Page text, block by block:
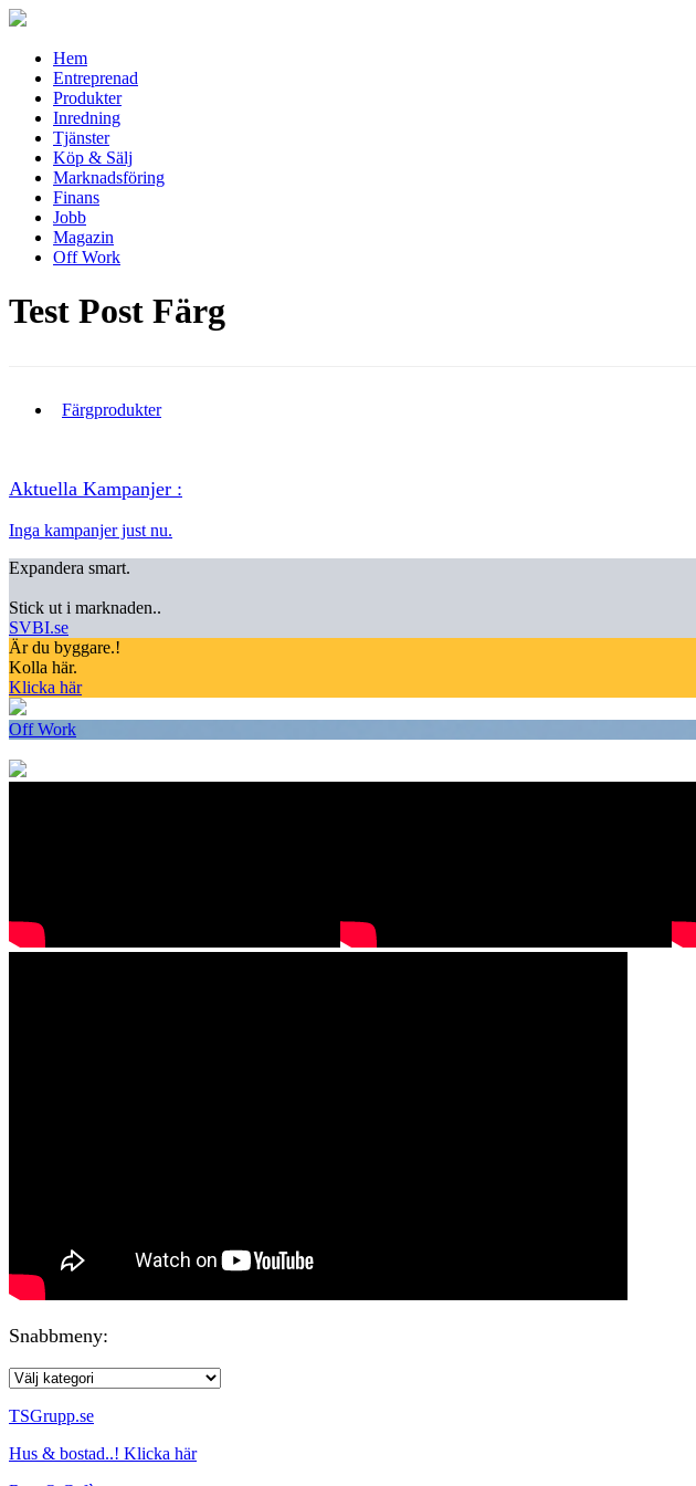
Hem
Entreprenad
Produkter
Inredning
Tjänster
Köp & Sälj
Marknadsföring
Finans
Jobb
Magazin
Off Work
Test Post Färg
Färgprodukter
Aktuella Kampanjer :
Inga kampanjer just nu.
Expandera smart.
Stick ut i marknaden..
SVBI.se
Är du byggare.!
Kolla här.
Klicka här
Off Work
Snabbmeny:
TSGrupp.se
Hus & bostad..! Klicka här